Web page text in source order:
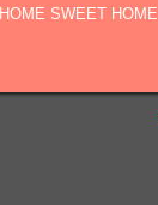
HOME SWEET HOME